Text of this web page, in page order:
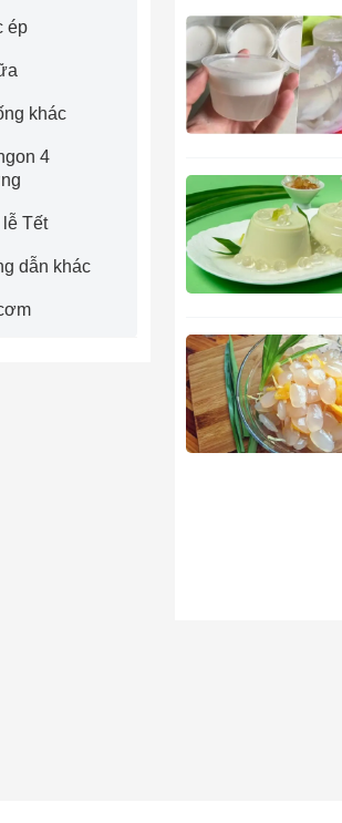
ép
khác
4
lễ Tết
dẫn khác